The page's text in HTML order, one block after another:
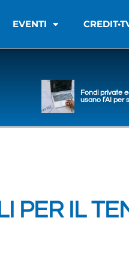
EVENTI
Fondi private
usano l’AI per
PER IL